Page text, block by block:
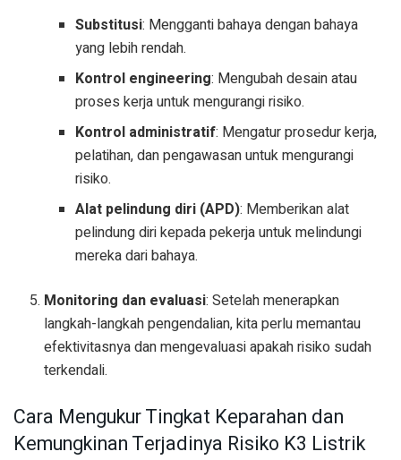
Substitusi: Mengganti bahaya dengan bahaya
yang lebih rendah.
Kontrol engineering: Mengubah desain atau
proses kerja untuk mengurangi risiko.
Kontrol administratif: Mengatur prosedur kerja,
pelatihan, dan pengawasan untuk mengurangi
risiko.
Alat pelindung diri (APD): Memberikan alat
pelindung diri kepada pekerja untuk melindungi
mereka dari bahaya.
Monitoring dan evaluasi: Setelah menerapkan
langkah-langkah pengendalian, kita perlu memantau
efektivitasnya dan mengevaluasi apakah risiko sudah
terkendali.
Cara Mengukur Tingkat Keparahan dan
Kemungkinan Terjadinya Risiko K3 Listrik